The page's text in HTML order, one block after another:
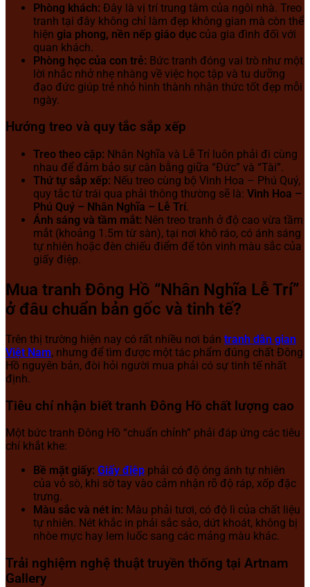
Phòng khách: Đây là vị trí trung tâm của ngôi nhà. Treo
tranh tại đây không chỉ làm đẹp không gian mà còn thể
hiện gia phong, nền nếp giáo dục của gia đình đối với
quan khách.
Phòng học của con trẻ: Bức tranh đóng vai trò như một
lời nhắc nhở nhẹ nhàng về việc học tập và tu dưỡng
đạo đức giúp trẻ nhỏ hình thành nhận thức tốt đẹp mỗi
ngày.
Hướng treo và quy tắc sắp xếp
Treo theo cặp: Nhân Nghĩa và Lễ Trí luôn phải đi cùng
nhau để đảm bảo sự cân bằng giữa “Đức” và “Tài”.
Thứ tự sắp xếp: Nếu treo cùng bộ Vinh Hoa – Phú Quý,
quy tắc từ trái qua phải thông thường sẽ là: Vinh Hoa –
Phú Quý – Nhân Nghĩa – Lễ Trí.
Ánh sáng và tầm mắt: Nên treo tranh ở độ cao vừa tầm
mắt (khoảng 1.5m từ sàn), tại nơi khô ráo, có ánh sáng
tự nhiên hoặc đèn chiếu điểm để tôn vinh màu sắc của
giấy điệp.
Mua tranh Đông Hồ “Nhân Nghĩa Lễ Trí”
ở đâu chuẩn bản gốc và tinh tế?
Trên thị trường hiện nay có rất nhiều nơi bán tranh dân gian
Việt Nam, nhưng để tìm được một tác phẩm đúng chất Đông
Hồ nguyên bản, đòi hỏi người mua phải có sự tinh tế nhất
định.
Tiêu chí nhận biết tranh Đông Hồ chất lượng cao
Một bức tranh Đông Hồ “chuẩn chỉnh” phải đáp ứng các tiêu
chí khắt khe:
Bề mặt giấy: Giấy điệp phải có độ óng ánh tự nhiên
của vỏ sò, khi sờ tay vào cảm nhận rõ độ ráp, xốp đặc
trưng.
Màu sắc và nét in: Màu phải tươi, có độ lì của chất liệu
tự nhiên. Nét khắc in phải sắc sảo, dứt khoát, không bị
nhòe mực hay lem luốc sang các mảng màu khác.
Trải nghiệm nghệ thuật truyền thống tại Artnam
Gallery